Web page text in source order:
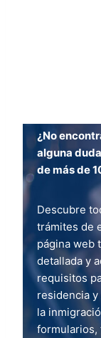
¿No
alguna
de más de
Descubre
trámites de
página web
detallada y
requisitos
residencia
la
formularios,